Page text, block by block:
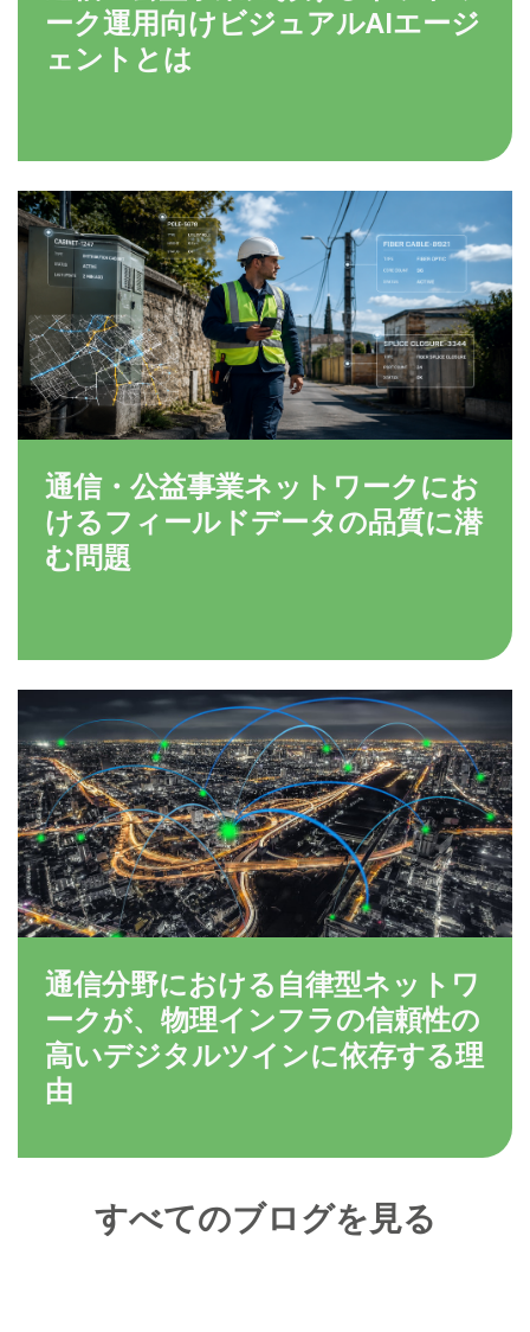
ーク運用向けビジュアルAIエージ
ェントとは
通信・公益事業ネットワークにお
けるフィールドデータの品質に潜
む問題
通信分野における自律型ネットワ
ークが、物理インフラの信頼性の
高いデジタルツインに依存する理
由
すべてのブログを見る